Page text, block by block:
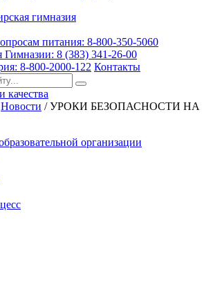
питания: 8-800-350-5060
Гимназии: 8 (383) 341-26-00
8-800-2000-122 Контакты
качества
Новости /УРОКИ БЕЗОПАСНОСТИ НА
организации